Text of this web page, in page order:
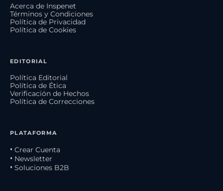
Acerca de Inspenet
Términos y Condiciones
Política de Privacidad
Política de Cookies
EDITORIAL
Política Editorial
Política de Ética
Verificación de Hechos
Política de Correcciones
PLATAFORMA
• Crear Cuenta
• Newsletter
• Soluciones B2B